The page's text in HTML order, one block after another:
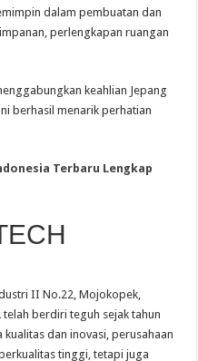
dalam pembuatan dan
perlengkapan ruangan
keahlian Jepang
berhasil menarik perhatian
Terbaru Lengkap
II No.22, Mojokopek,
telah berdiri teguh sejak tahun
kualitas dan inovasi, perusahaan
tinggi, tetapi juga